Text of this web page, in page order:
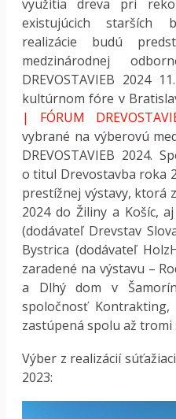
využitia dreva pri
existujúcich starších
realizácie budú
medzinárodnej
DREVOSTAVIEB 2024
kultúrnom fóre v
| FÓRUM
vybrané na výberovú
DREVOSTAVIEB 2024.
o titul Drevostavba roka
prestížnej výstavy, ktorá
2024 do Žiliny a Košíc,
(dodávateľ Drevstav
Bystrica (dodávateľ
zaradené na výstavu –
a Dlhý dom v
spoločnosť
zastúpená spolu až tromi
Výber z realizácií
2023: